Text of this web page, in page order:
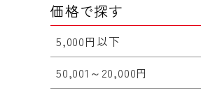
価格で探す
5,000円以下
50,001～20,000円